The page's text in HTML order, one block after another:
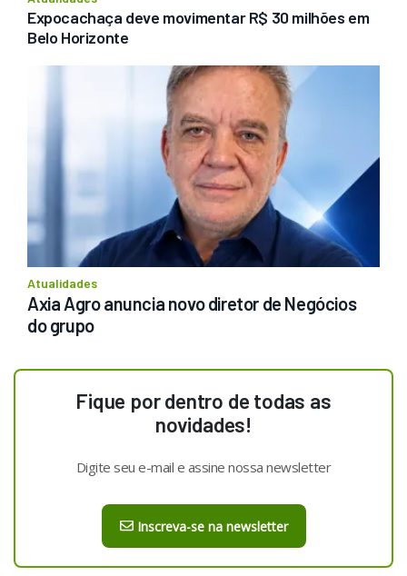
Expocachaça deve movimentar R$ 30 milhões em
Belo Horizonte
Atualidades
Axia Agro anuncia novo diretor de Negócios
do grupo
Fique por dentro de todas as
novidades!
Digite seu e-mail e assine nossa newsletter
Inscreva-se na newsletter